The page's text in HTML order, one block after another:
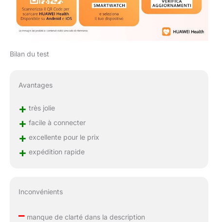
Bilan du test
Avantages
+ très jolie
+ facile à connecter
+ excellente pour le prix
+ expédition rapide
Inconvénients
–manque de clarté dans la description